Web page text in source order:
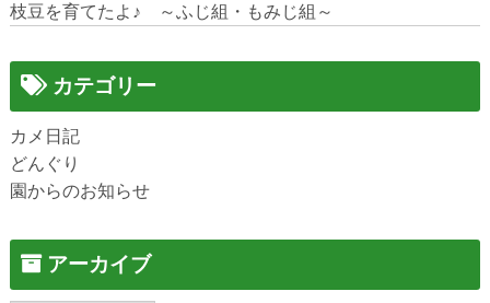
枝豆を育てたよ♪ ～ふじ組・もみじ組～
カテゴリー
カメ日記
どんぐり
園からのお知らせ
アーカイブ